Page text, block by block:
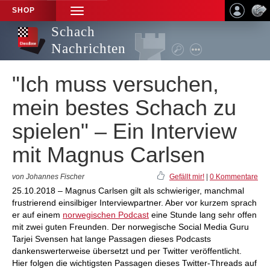
SHOP
TOGGLE
NAVIGATION
Schach
Nachrichten
"Ich muss versuchen,
mein bestes Schach zu
spielen" – Ein Interview
mit Magnus Carlsen
von Johannes Fischer Gefällt mir! 0 Kommentare
25.10.2018 – Magnus Carlsen gilt als schwieriger, manchmal
frustrierend einsilbiger Interviewpartner. Aber vor kurzem sprach
er auf einem norwegischen Podcast eine Stunde lang sehr offen
mit zwei guten Freunden. Der norwegische Social Media Guru
Tarjei Svensen hat lange Passagen dieses Podcasts
dankenswerterweise übersetzt und per Twitter veröffentlicht.
Hier folgen die wichtigsten Passagen dieses Twitter-Threads auf